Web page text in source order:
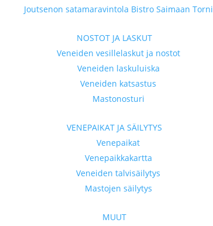
Joutsenon satamaravintola Bistro Saimaan Torni
NOSTOT JA LASKUT
Veneiden vesillelaskut ja nostot
Veneiden laskuluiska
Veneiden katsastus
Mastonosturi
VENEPAIKAT JA SÄILYTYS
Venepaikat
Venepaikkakartta
Veneiden talvisäilytys
Mastojen säilytys
MUUT